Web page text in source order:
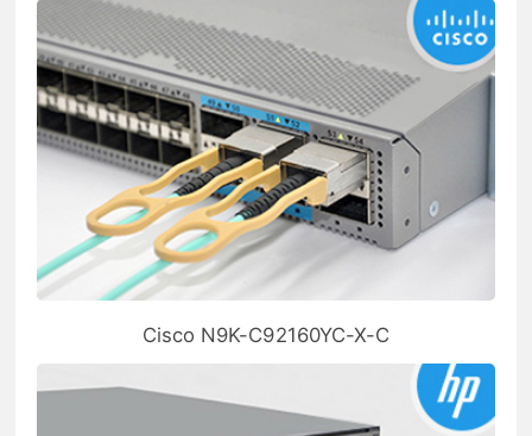
Cisco N9K-C92160YC-X-C